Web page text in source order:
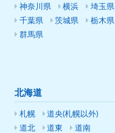
神奈川県 横浜
埼玉県
千葉県
茨城県
栃木県
群馬県
北海道
札幌
道央(札幌以外)
道北
道東 道南